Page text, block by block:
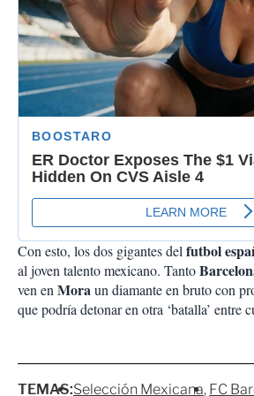
Con esto, los dos gigantes del futbol
al joven talento mexicano. Tanto
ven en Moraun diamante en bruto con
que podría detonar en otra ‘batalla’ entre
TEMAS:Selección Mexicana FC